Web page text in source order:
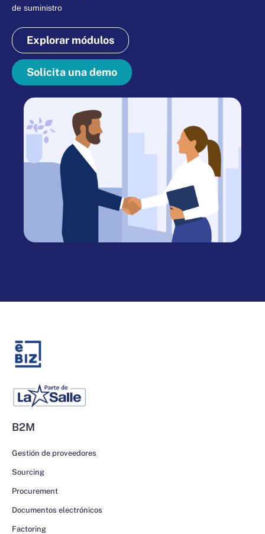
de suministro
Explorar módulos
Solicita una demo
B2M
Gestión de proveedores
Sourcing
Procurement
Documentos electrónicos
Factoring